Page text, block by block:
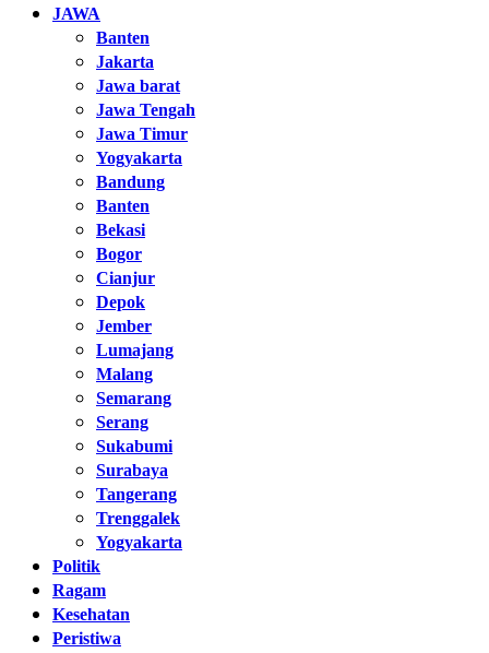
JAWA
Banten
Jakarta
Jawa barat
Jawa Tengah
Jawa Timur
Yogyakarta
Bandung
Banten
Bekasi
Bogor
Cianjur
Depok
Jember
Lumajang
Malang
Semarang
Serang
Sukabumi
Surabaya
Tangerang
Trenggalek
Yogyakarta
Politik
Ragam
Kesehatan
Peristiwa